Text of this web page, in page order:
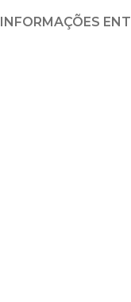
INFORMAÇÕES